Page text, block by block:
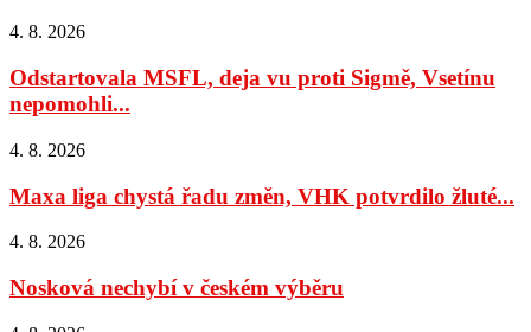
4. 8. 2026
Odstartovala MSFL, deja vu proti Sigmě, Vsetínu
nepomohli...
4. 8. 2026
Maxa liga chystá řadu změn, VHK potvrdilo žluté...
4. 8. 2026
Nosková nechybí v českém výběru